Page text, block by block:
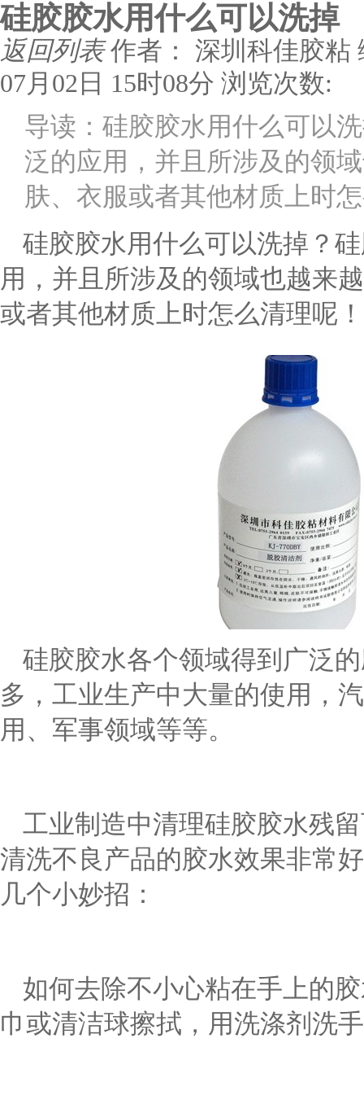
硅胶胶水用什么可以洗掉
返回列表作者： 深圳科佳胶粘
07月02日 15时08分 浏览次数:
导读：硅胶胶水用什么可以
泛的应用，并且所涉及的领
肤、衣服或者其他材质上时
硅胶胶水用什么可以洗掉？
用，并且所涉及的领域也越来
或者其他材质上时怎么清理呢
硅胶胶水各个领域得到广泛
多，工业生产中大量的使用，
用、军事领域等等。
工业制造中清理硅胶胶水残
清洗不良产品的胶水效果非常
几个小妙招：
如何去除不小心粘在手上的
巾或清洁球擦拭，用洗涤剂洗